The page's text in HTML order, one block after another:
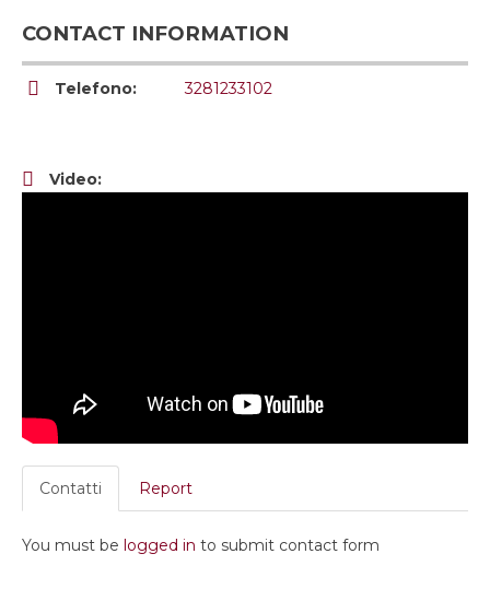
CONTACT INFORMATION
Telefono: 3281233102
Video:
Contatti Report
You must be logged in to submit contact form